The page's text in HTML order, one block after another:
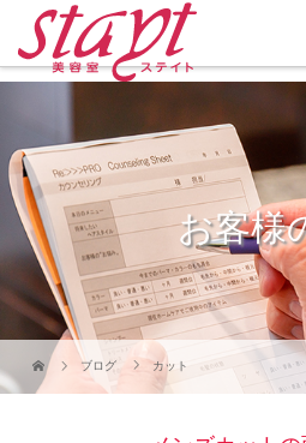
お客様
ブログ カット